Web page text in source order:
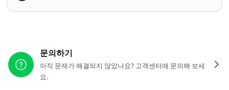
문의하기
아직 문제가 해결되지 않았나요? 고객센터에 문의해 보세
요.